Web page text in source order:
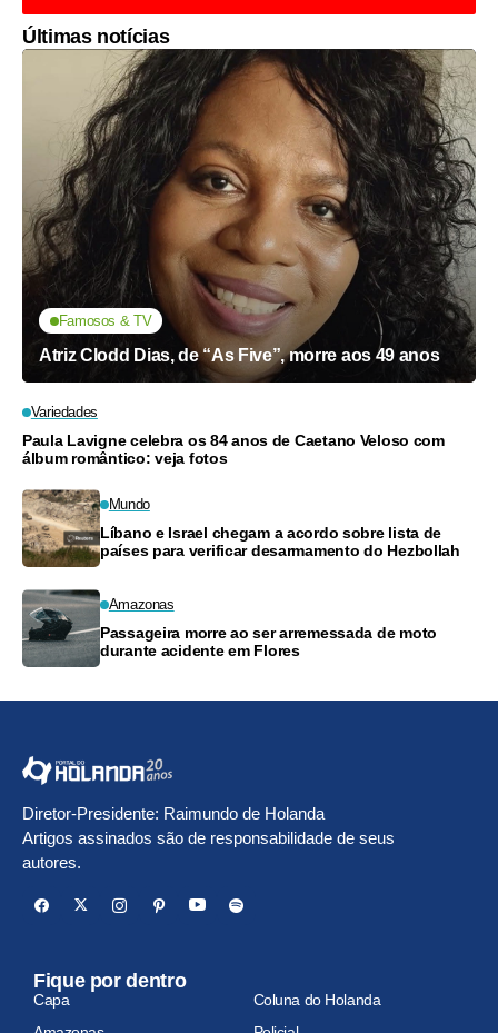
Últimas notícias
Famosos & TV
Atriz Clodd Dias, de “As Five”, morre aos 49 anos
Variedades
Paula Lavigne celebra os 84 anos de Caetano Veloso com
álbum romântico: veja fotos
Mundo
Líbano e Israel chegam a acordo sobre lista de
países para verificar desarmamento do Hezbollah
Amazonas
Passageira morre ao ser arremessada de moto
durante acidente em Flores
Diretor-Presidente: Raimundo de Holanda
Artigos assinados são de responsabilidade de seus
autores.
Fique por dentro
Capa
Coluna do Holanda